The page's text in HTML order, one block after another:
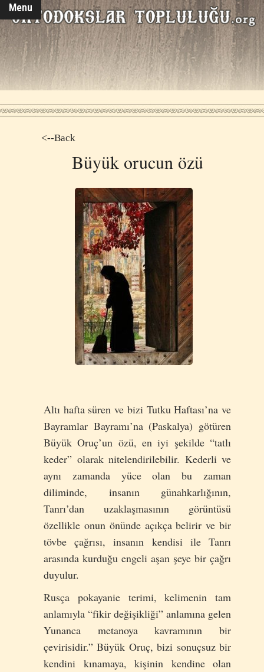
Menu
<--Back
Büyük orucun özü
Altı hafta süren ve bizi Tutku Haftası’na ve
Bayramlar Bayramı’na (Paskalya) götüren
Büyük Oruç’un özü, en iyi şekilde “tatlı
keder” olarak nitelendirilebilir. Kederli ve
aynı zamanda yüce olan bu zaman
diliminde, insanın günahkarlığının,
Tanrı’dan uzaklaşmasının görüntüsü
özellikle onun önünde açıkça belirir ve bir
tövbe çağrısı, insanın kendisi ile Tanrı
arasında kurduğu engeli aşan şeye bir çağrı
duyulur.
Rusça pokayanie terimi, kelimenin tam
anlamıyla “fikir değişikliği” anlamına gelen
Yunanca metanoya kavramının bir
çevirisidir.” Büyük Oruç, bizi sonuçsuz bir
kendini kınamaya, kişinin kendine olan